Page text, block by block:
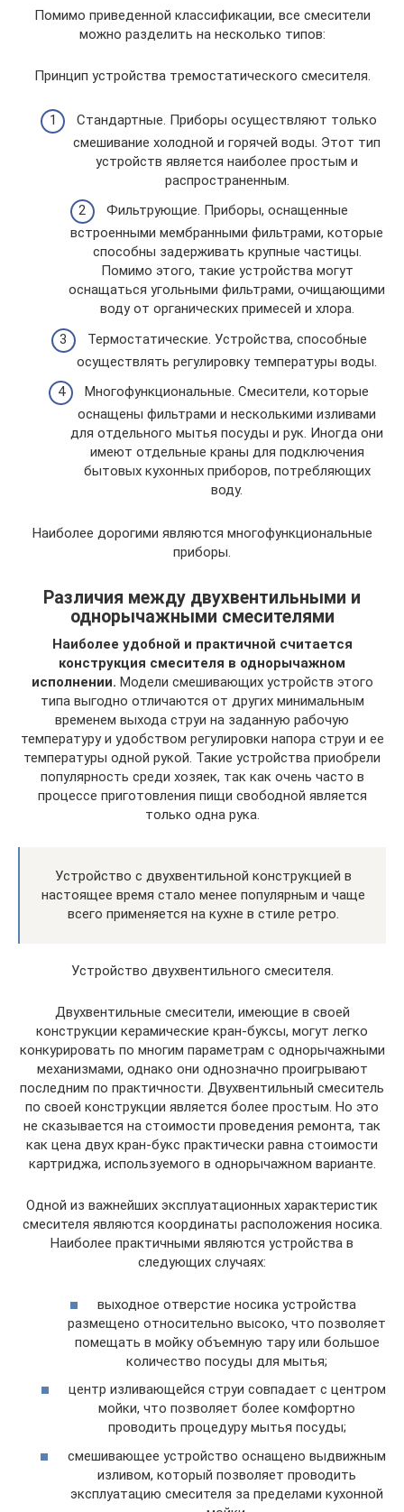
Помимо приведенной классификации, все смесители
можно разделить на несколько типов:
Принцип устройства тремостатического смесителя.
Стандартные. Приборы осуществляют только
смешивание холодной и горячей воды. Этот тип
устройств является наиболее простым и
распространенным.
Фильтрующие. Приборы, оснащенные
встроенными мембранными фильтрами, которые
способны задерживать крупные частицы.
Помимо этого, такие устройства могут
оснащаться угольными фильтрами, очищающими
воду от органических примесей и хлора.
Термостатические. Устройства, способные
осуществлять регулировку температуры воды.
Многофункциональные. Смесители, которые
оснащены фильтрами и несколькими изливами
для отдельного мытья посуды и рук. Иногда они
имеют отдельные краны для подключения
бытовых кухонных приборов, потребляющих
воду.
Наиболее дорогими являются многофункциональные
приборы.
Различия между двухвентильными и
однорычажными смесителями
Наиболее удобной и практичной считается
конструкция смесителя в однорычажном
исполнении. Модели смешивающих устройств этого
типа выгодно отличаются от других минимальным
временем выхода струи на заданную рабочую
температуру и удобством регулировки напора струи и ее
температуры одной рукой. Такие устройства приобрели
популярность среди хозяек, так как очень часто в
процессе приготовления пищи свободной является
только одна рука.
Устройство с двухвентильной конструкцией в
настоящее время стало менее популярным и чаще
всего применяется на кухне в стиле ретро.
Устройство двухвентильного смесителя.
Двухвентильные смесители, имеющие в своей
конструкции керамические кран-буксы, могут легко
конкурировать по многим параметрам с однорычажными
механизмами, однако они однозначно проигрывают
последним по практичности. Двухвентильный смеситель
по своей конструкции является более простым. Но это
не сказывается на стоимости проведения ремонта, так
как цена двух кран-букс практически равна стоимости
картриджа, используемого в однорычажном варианте.
Одной из важнейших эксплуатационных характеристик
смесителя являются координаты расположения носика.
Наиболее практичными являются устройства в
следующих случаях:
выходное отверстие носика устройства
размещено относительно высоко, что позволяет
помещать в мойку объемную тару или большое
количество посуды для мытья;
центр изливающейся струи совпадает с центром
мойки, что позволяет более комфортно
проводить процедуру мытья посуды;
смешивающее устройство оснащено выдвижным
изливом, который позволяет проводить
эксплуатацию смесителя за пределами кухонной